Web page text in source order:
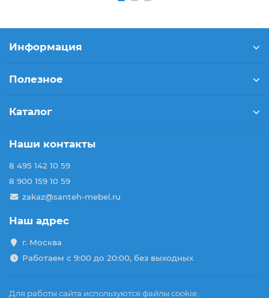
Информация
Полезное
Каталог
Наши контакты
8 495 142 10 59
8 900 159 10 59
zakaz@santeh-mebel.ru
Наш адрес
г. Москва
Работаем с 9:00 до 20:00, без выходных
Для работы сайта используются файлы cookie.